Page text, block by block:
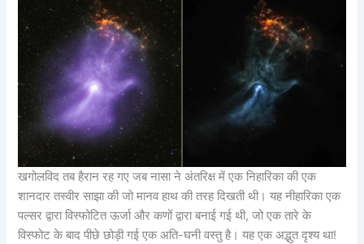
खगोलविद तब हैरान रह गए जब नासा ने अंतरिक्ष में एक निहारिका की एक
शानदार तस्वीर साझा की जो मानव हाथ की तरह दिखती थी। यह नीहारिका एक
पल्सर द्वारा विस्फोटित ऊर्जा और कणों द्वारा बनाई गई थी, जो एक तारे के
विस्फोट के बाद पीछे छोड़ी गई एक अति-घनी वस्तु है। यह एक अद्भुत दृश्य था!